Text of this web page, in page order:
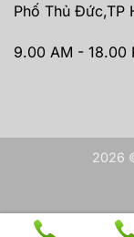
Phố Thủ Đức,TP
9.00 AM - 18.00
2026